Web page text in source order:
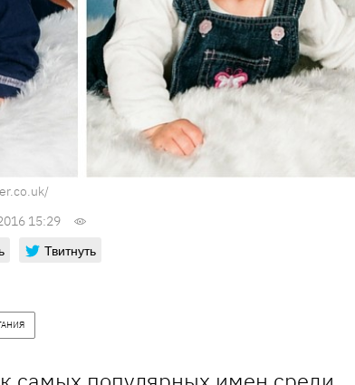
15:29
Твитнуть